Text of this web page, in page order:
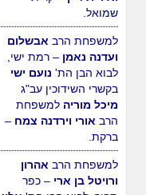
ולזקניהם: הרב
וכנרת זהבי– קרית
שמואל, הרבלירן ויפית
דיין– חדרה, הרבאיציק
ואירית דיין– קרית
שמואל.
למשפחת הרבאבשלום
ועדנה נאמן
לבוא הבן הת'נועם ישי
בקשרי השידוכין עב"ג
מיכל מוריהלמשפחת